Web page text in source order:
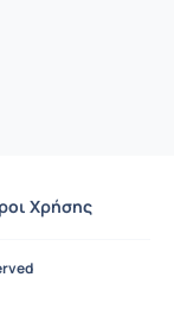
Χρήσης